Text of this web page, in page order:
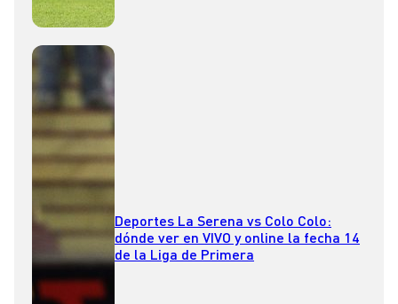
Deportes La Serena vs Colo Colo:
dónde ver en VIVO y online la fecha 14
de la Liga de Primera